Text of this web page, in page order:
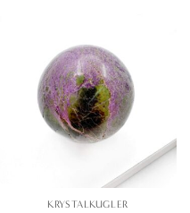
KRYSTALKUGLER